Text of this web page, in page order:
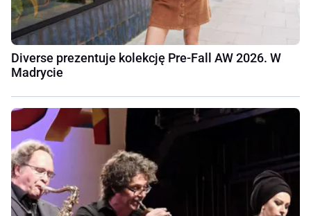
Diverse prezentuje kolekcję Pre-Fall AW 2026. W
Madrycie